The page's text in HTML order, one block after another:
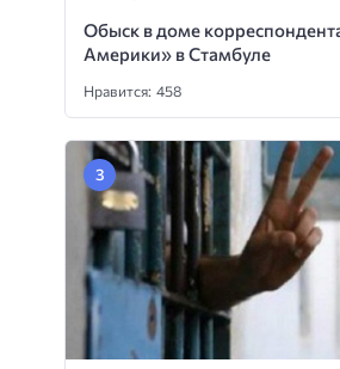
Обыск в доме
Америки» в Стамбуле
Нравится: 458